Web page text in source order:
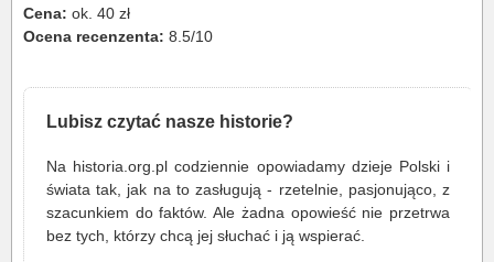
Cena: ok. 40 zł
Ocena recenzenta: 8.5/10
Lubisz czytać nasze historie?
Na historia.org.pl codziennie opowiadamy dzieje Polski i
świata tak, jak na to zasługują - rzetelnie, pasjonująco, z
szacunkiem do faktów. Ale żadna opowieść nie przetrwa
bez tych, którzy chcą jej słuchać i ją wspierać.